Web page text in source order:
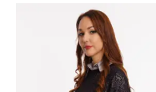
Original
price
was:
31
.990 Ft.